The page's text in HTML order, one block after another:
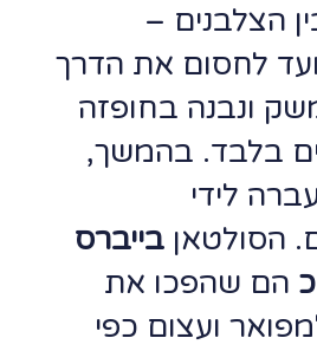
הצלבנים –
לחסום את הדרך
ונבנה בחופזה
3 שנים בלבד. בהמשך,
לידי
הסולטאן בייברס
הם שהפכו את
ועצום כפי